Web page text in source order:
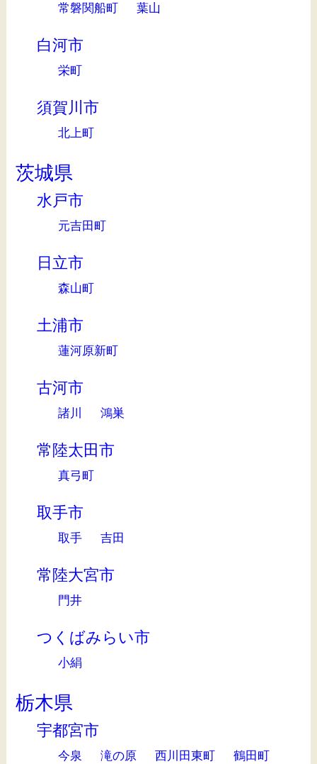
常磐関船町
葉山
白河市
栄町
須賀川市
北上町
茨城県
水戸市
元吉田町
日立市
森山町
土浦市
蓮河原新町
古河市
諸川 鴻巣
常陸太田市
真弓町
取手市
取手 吉田
常陸大宮市
門井
つくばみらい市
小絹
栃木県
宇都宮市
今泉 滝の原 西川田東町 鶴田町